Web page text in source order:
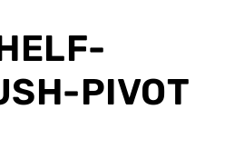
PIVOT